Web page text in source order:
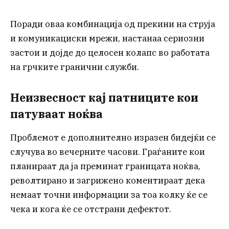
Поради оваа комбинација од прекини на струја
и комуникациски мрежи, настанаа сериозни
застои и дојде до целосен колапс во работата
на грчките гранични служби.
Неизвесност кај патниците кои
патуваат ноќва
Проблемот е дополнително изразен бидејќи се
случува во вечерните часови. Граѓаните кои
планираат да ја преминат границата ноќва,
револтирано и загрижено коментираат дека
немаат точни информации за тоа колку ќе се
чека и кога ќе се отстрани дефектот.